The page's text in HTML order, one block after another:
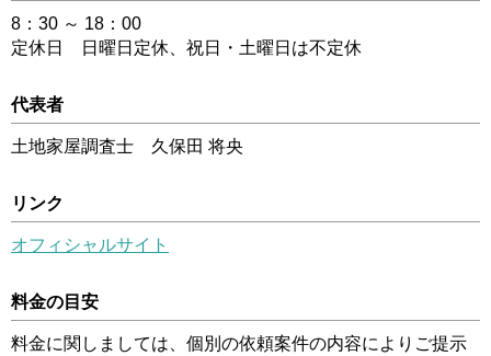
8：30 ～ 18：00
定休日 日曜日定休、祝日・土曜日は不定休
代表者
土地家屋調査士 久保田 将央
リンク
オフィシャルサイト
料金の目安
料金に関しましては、個別の依頼案件の内容によりご提示